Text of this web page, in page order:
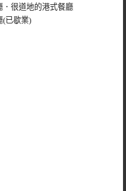
．很道地的港式餐廳
(已歇業)